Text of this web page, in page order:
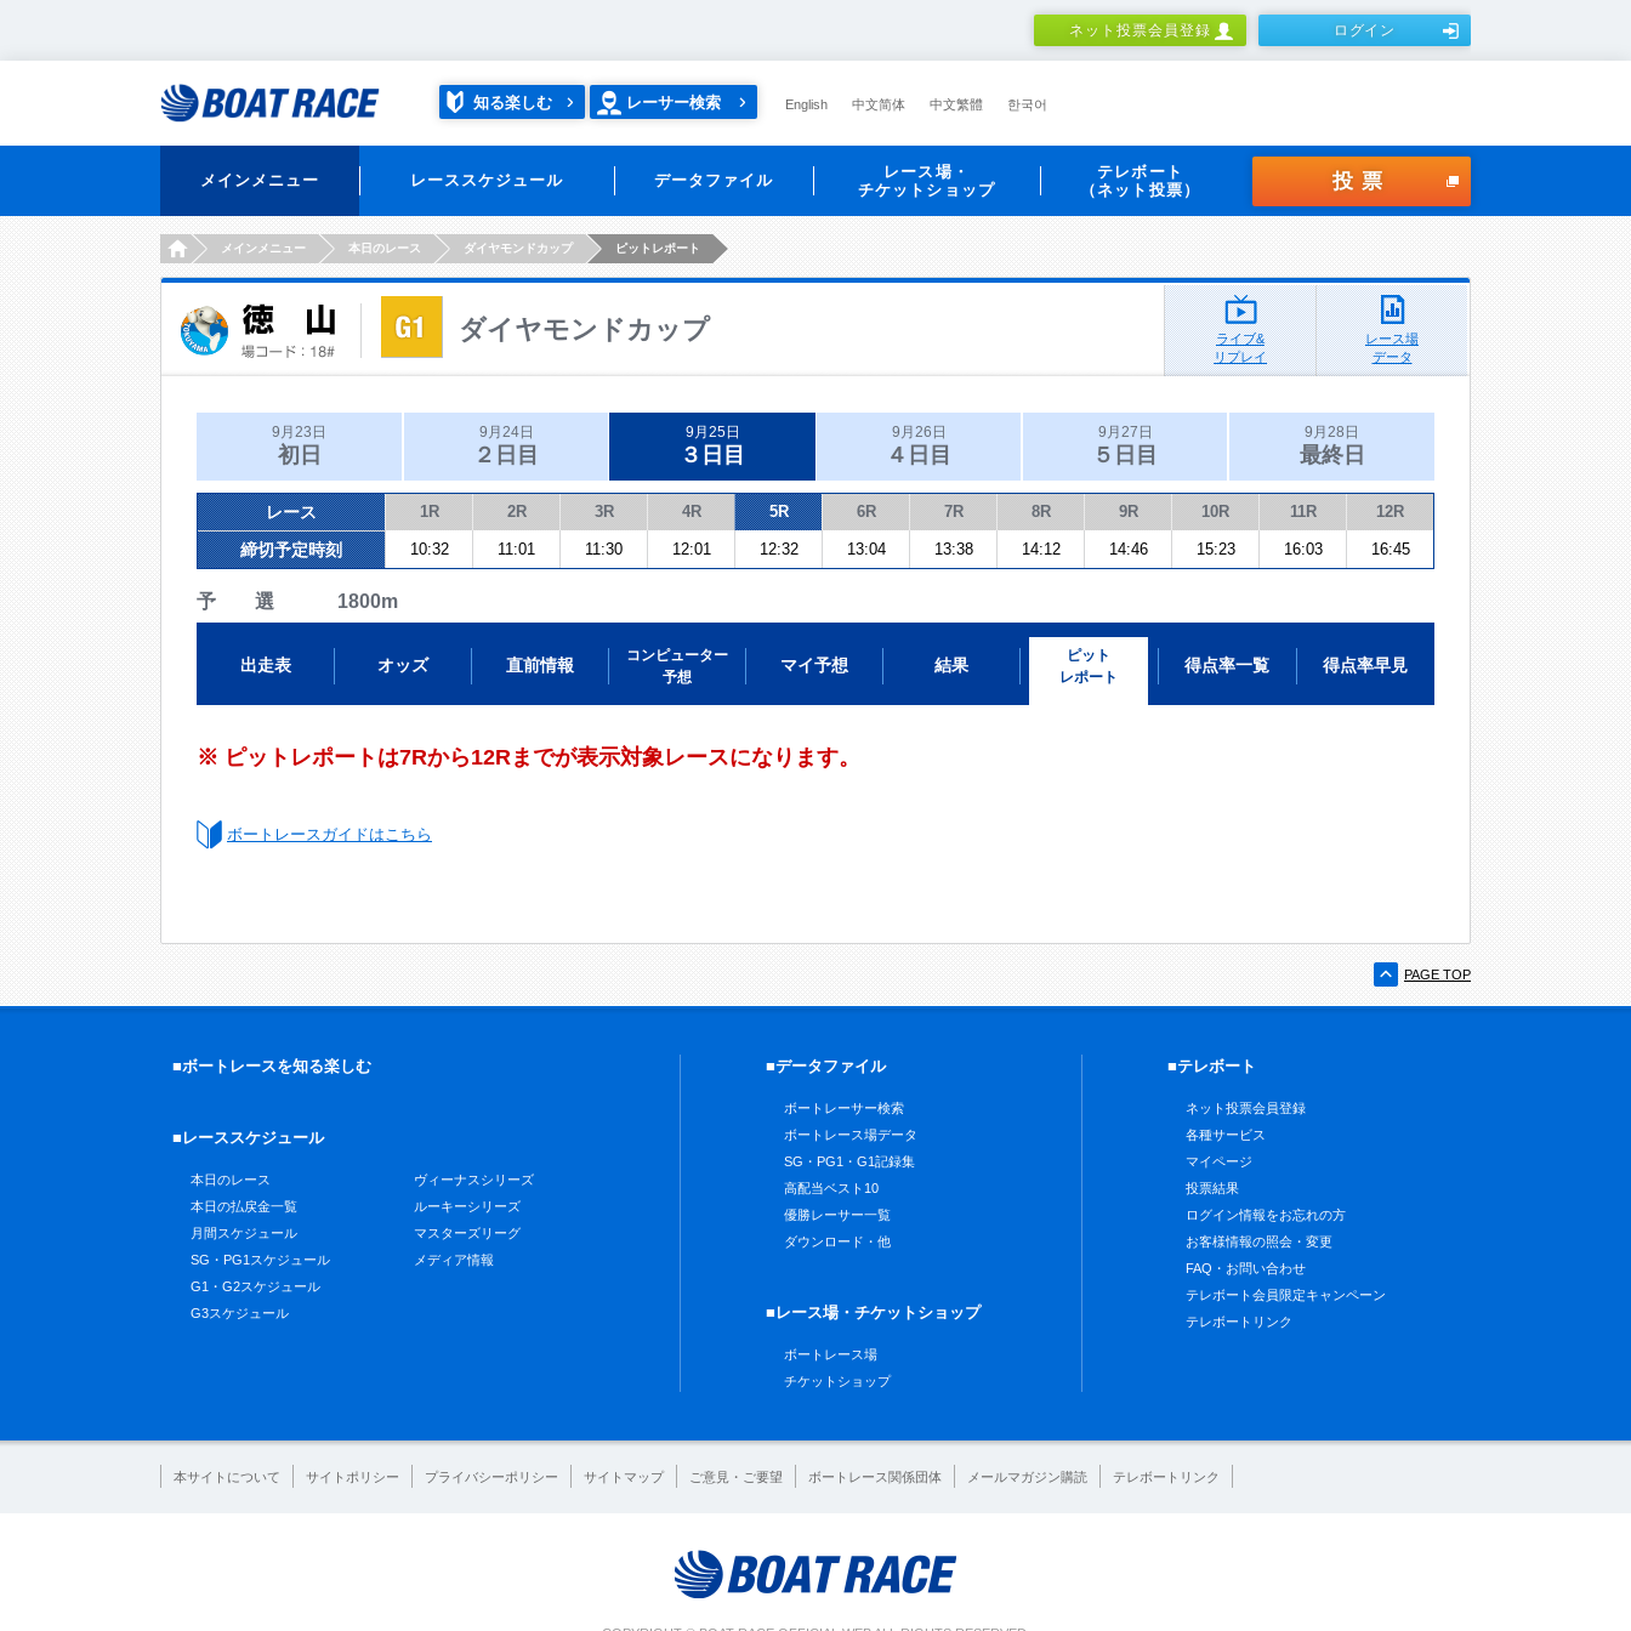
ネット投票会員登録 ログイン
知る楽しむ レーサー検索 English 中文简体 中文繁體 한국어
メインメニュー レーススケジュール データファイル
レース場・
チケットショップ
テレボート
（ネット投票）
投票
HOMEメインメニュー 本日のレース ダイヤモンドカップ ピットレポート
ダイヤモンドカップ
ライブ&
リプレイ
レース場
データ
9月23日
初日
9月24日
２日目
9月25日
３日目
9月26日
４日目
9月27日
５日目
9月28日
最終日
レース 1R 2R 3R 4R 5R 6R 7R 8R 9R 10R 11R 12R
締切予定時刻 10:32 11:01 11:30 12:01 12:32 13:04 13:38 14:12 14:46 15:23 16:03 16:45
予 選 1800m
出走表 オッズ 直前情報
コンピューター
予想
マイ予想 結果
ピット
レポート
得点率一覧 得点率早見
※ ピットレポートは7Rから12Rまでが表示対象レースになります。
ボートレースガイドはこちら
PAGE TOP
■ボートレースを知る楽しむ
■レーススケジュール
本日のレース
本日の払戻金一覧
月間スケジュール
SG・PG1スケジュール
G1・G2スケジュール
G3スケジュール
ヴィーナスシリーズ
ルーキーシリーズ
マスターズリーグ
メディア情報
■データファイル
ボートレーサー検索
ボートレース場データ
SG・PG1・G1記録集
高配当ベスト10
優勝レーサー一覧
ダウンロード・他
■レース場・チケットショップ
ボートレース場
チケットショップ
■テレボート
ネット投票会員登録
各種サービス
マイページ
投票結果
ログイン情報をお忘れの方
お客様情報の照会・変更
FAQ・お問い合わせ
テレボート会員限定キャンペーン
テレボートリンク
本サイトについて サイトポリシー プライバシーポリシー サイトマップ ご意見・ご要望 ボートレース関係団体 メールマガジン購読 テレボートリンク